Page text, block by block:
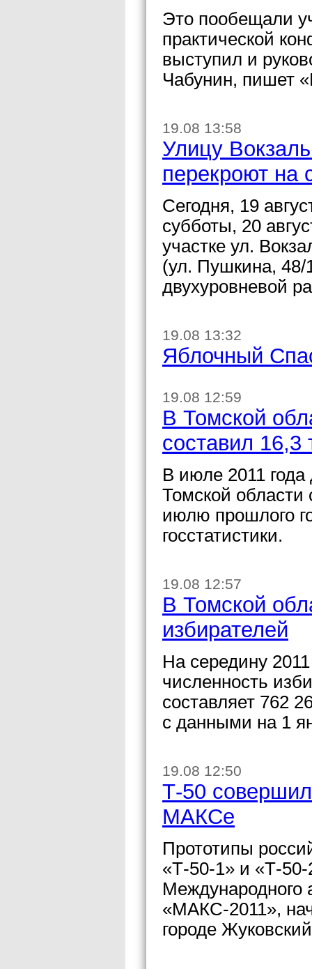
Это пообещали
практической
выступил и
Чабунин, пишет
19.08 13:58
Улицу
перекроют на
Сегодня, 19
субботы, 20
участке ул.
(ул. Пушкина, 48/
двухуровневой
19.08 13:32
Яблочный
19.08 12:59
В Томской
составил 16,3
В июле 2011
Томской области
июлю прошлого
госстатистики.
19.08 12:57
В Томской
избирателей
На середину
численность
составляет 762
с данными на 1
19.08 12:50
Т-50
МАКСе
Прототипы
«Т-50-1» и «Т-
Международного
«МАКС-2011»,
городе